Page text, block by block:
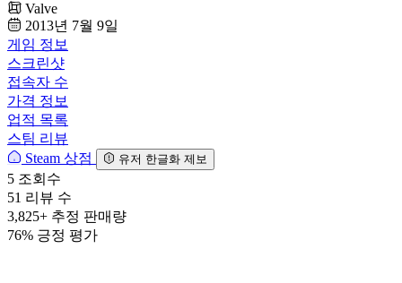
Valve
2013년 7월 9일
게임 정보
스크린샷
접속자 수
가격 정보
업적 목록
스팀 리뷰
Steam 상점
유저 한글화 제보
5 조회수
51 리뷰 수
3,825+ 추정 판매량
76% 긍정 평가